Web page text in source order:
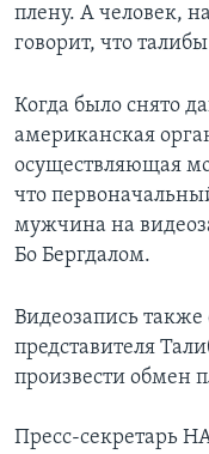
плену. А человек,
говорит, что
Когда было снято
американская
осуществляющая
что
мужчина на
Бо Бергдалом.
Видеозапись
представителя
произвести обмен
Пресс-секретарь